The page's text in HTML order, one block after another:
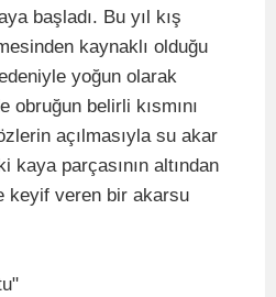
başladı. Bu yıl kış
kaynaklı olduğu
yoğun olarak
belirli kısmını
açılmasıyla su akar
kaya parçasının altından
keyif veren bir akarsu